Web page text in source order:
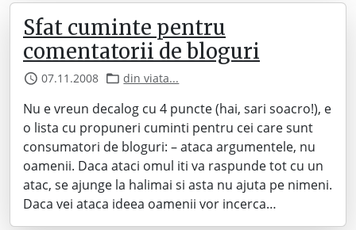
Sfat cuminte pentru
comentatorii de bloguri
07.11.2008 din viata...
Nu e vreun decalog cu 4 puncte (hai, sari soacro!), e
o lista cu propuneri cuminti pentru cei care sunt
consumatori de bloguri: – ataca argumentele, nu
oamenii. Daca ataci omul iti va raspunde tot cu un
atac, se ajunge la halimai si asta nu ajuta pe nimeni.
Daca vei ataca ideea oamenii vor incerca…